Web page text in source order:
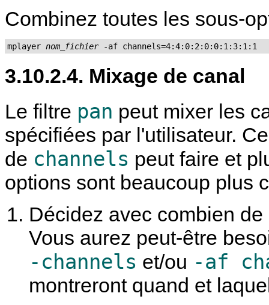
Combinez toutes les sous-
mplayer nom_fichier -af channels=4:4:0:2:0:0:1:3:1:1
3.10.2.4. Mixage de canal
Le filtre pan peut mixer les
spécifiées par l'utilisateur.
de channels peut faire et
options sont beaucoup plus
Décidez avec combien
Vous aurez peut-être
-channels et/ou -af
montreront quand et